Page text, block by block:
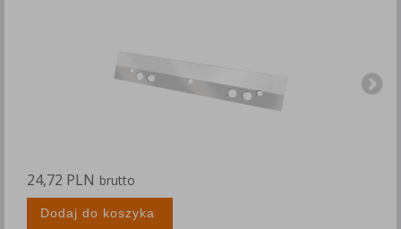
24,72 PLN brutto
Dodaj do koszyka